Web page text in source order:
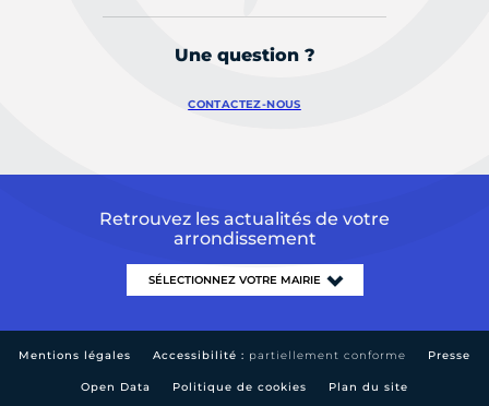
Une question ?
CONTACTEZ-NOUS
Retrouvez les actualités de votre
arrondissement
Mentions légales Accessibilité : partiellement conforme Presse
Open Data Politique de cookies Plan du site